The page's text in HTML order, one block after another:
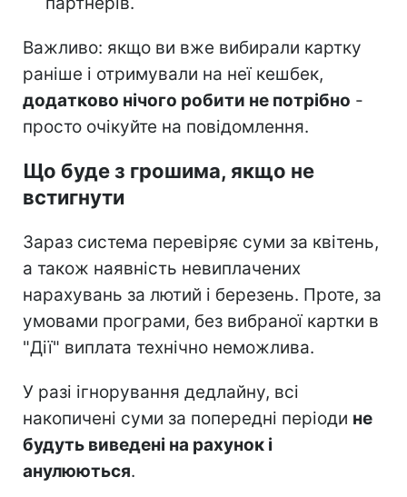
Важливо: якщо ви вже вибирали картку
раніше і отримували на неї кешбек,
додатково нічого робити не потрібно -
просто очікуйте на повідомлення.
Що буде з грошима, якщо не
встигнути
Зараз система перевіряє суми за квітень,
а також наявність невиплачених
нарахувань за лютий і березень. Проте, за
умовами програми, без вибраної картки в
"Дії" виплата технічно неможлива.
У разі ігнорування дедлайну, всі
накопичені суми за попередні періоди не
будуть виведені на рахунок і
анулюються.